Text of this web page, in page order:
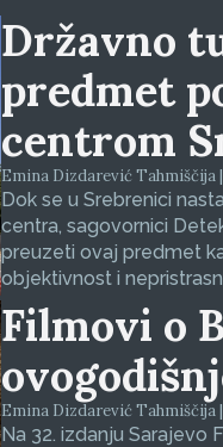
Državno
predmet
centrom
Emina Dizdarević Tahmiščija |
Dok se u Srebrenici
centra, sagovornici
preuzeti ovaj predmet
objektivnost i
Filmovi o
Emina Dizdarević Tahmiščija |
Na 32. izdanju Sarajevo